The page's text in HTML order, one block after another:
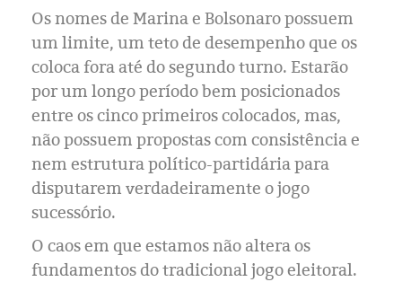
Os nomes de Marina e Bolsonaro possuem
um limite, um teto de desempenho que os
coloca fora até do segundo turno. Estarão
por um longo período bem posicionados
entre os cinco primeiros colocados, mas,
não possuem propostas com consistência e
nem estrutura político-partidária para
disputarem verdadeiramente o jogo
sucessório.
O caos em que estamos não altera os
fundamentos do tradicional jogo eleitoral.